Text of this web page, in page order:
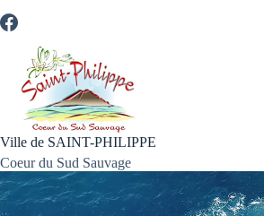
au
au
à
recherche
au
Ville de SAINT-PHILIPPE
Coeur du Sud Sauvage